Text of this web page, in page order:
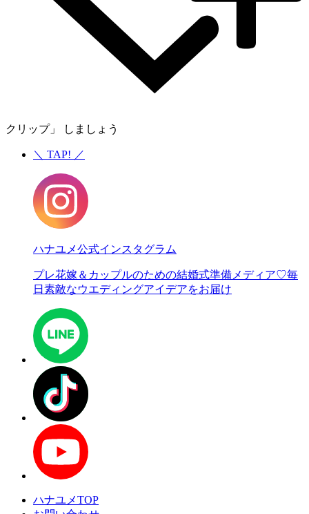
クリップ」 しましょう
＼ TAP! ／
ハナユメ公式インスタグラム
プレ花嫁＆カップルのための結婚式準備メディア♡毎
日素敵なウエディングアイデアをお届け
ハナユメTOP